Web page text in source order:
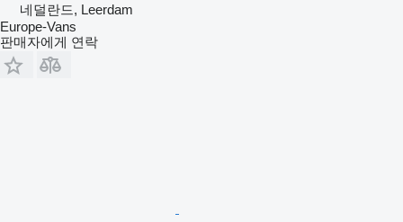
네덜란드, Leerdam
Europe-Vans
판매자에게 연락